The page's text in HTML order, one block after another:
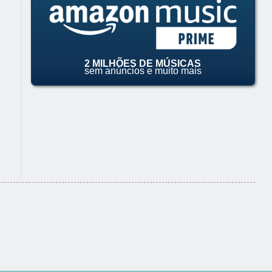
2 MILHÕES DE MÚSICAS
sem anúncios e muito mais